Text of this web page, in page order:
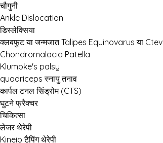
चौगुनी
Ankle Dislocation
डिस्लेक्सिया
क्लबफुट या जन्मजात Talipes Equinovarus या Ctev
Chondromalacia Patella
Klumpke's palsy
quadriceps स्नायु तनाव
कार्पल टनल सिंड्रोम (CTS)
घुटने फ्रैक्चर
चिकित्सा
लेजर थेरेपी
Kineio टैपिंग थेरेपी